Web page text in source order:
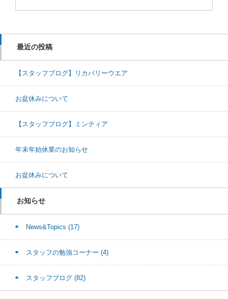
最近の投稿
【スタッフブログ】リカバリーウエア
お盆休みについて
【スタッフブログ】ミンティア
年末年始休業のお知らせ
お盆休みについて
お知らせ
News&Topics (17)
スタッフの勉強コーナー (4)
スタッフブログ (82)